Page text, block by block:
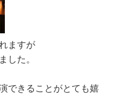
ますが
した。
できることがとても嬉